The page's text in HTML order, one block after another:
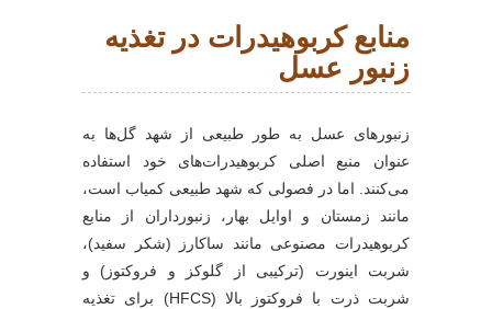
منابع کربوهیدرات در تغذیه
زنبور عسل
زنبورهای عسل به طور طبیعی از شهد گل‌ها به
عنوان منبع اصلی کربوهیدرات‌های خود استفاده
می‌کنند. اما در فصولی که شهد طبیعی کمیاب است،
مانند زمستان و اوایل بهار، زنبورداران از منابع
کربوهیدرات مصنوعی مانند ساکارز (شکر سفید)،
شربت اینورت (ترکیبی از گلوکز و فروکتوز) و
شربت ذرت با فروکتوز بالا (HFCS) برای تغذیه